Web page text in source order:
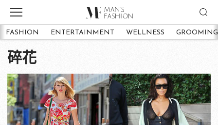
FASHION ENTERTAINMENT WELLNESS GROOMING
碎花